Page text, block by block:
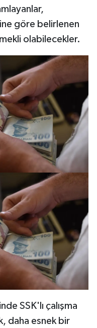
göre belirlenen
olabilecekler.
SSK'lı çalışma
daha esnek bir